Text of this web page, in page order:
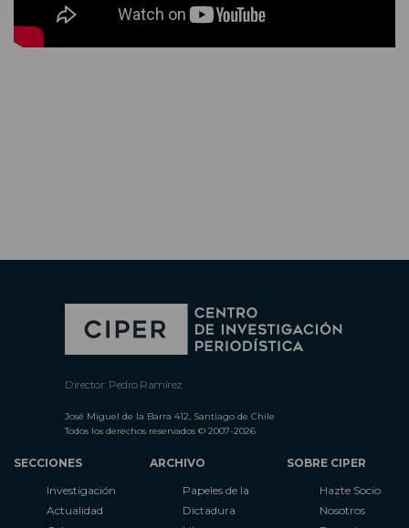
Director: Pedro Ramírez
José Miguel de la Barra 412, Santiago de Chile
Todos los derechos reservados © 2007-2026
SECCIONES
Investigación
Actualidad
ARCHIVO
Papeles de la
Dictadura
SOBRE CIPER
Hazte Socio
Nosotros